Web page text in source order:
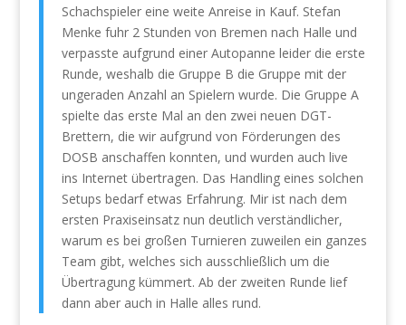
Schachspieler eine weite Anreise in Kauf. Stefan
Menke fuhr 2 Stunden von Bremen nach Halle und
verpasste aufgrund einer Autopanne leider die erste
Runde, weshalb die Gruppe B die Gruppe mit der
ungeraden Anzahl an Spielern wurde. Die Gruppe A
spielte das erste Mal an den zwei neuen DGT-
Brettern, die wir aufgrund von Förderungen des
DOSB anschaffen konnten, und wurden auch live
ins Internet übertragen. Das Handling eines solchen
Setups bedarf etwas Erfahrung. Mir ist nach dem
ersten Praxiseinsatz nun deutlich verständlicher,
warum es bei großen Turnieren zuweilen ein ganzes
Team gibt, welches sich ausschließlich um die
Übertragung kümmert. Ab der zweiten Runde lief
dann aber auch in Halle alles rund.